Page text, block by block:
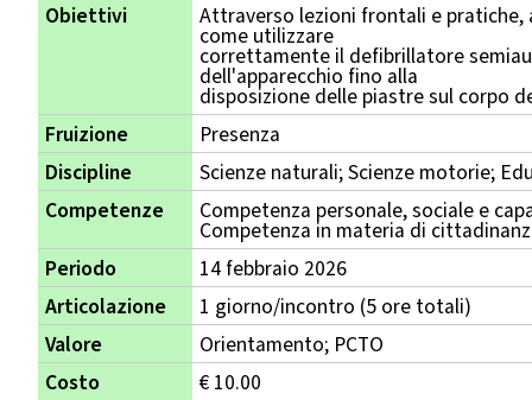
Obiettivi
Attraverso lezioni frontali e
come utilizzare
correttamente il defibrillatore
dell'apparecchio fino alla
disposizione delle piastre sul corpo
Fruizione
Presenza
Discipline
Scienze naturali; Scienze motorie;
Competenze
Competenza personale, sociale e
Competenza in materia di
Periodo
14 febbraio 2026
Articolazione
1 giorno/incontro (5 ore totali)
Valore
Orientamento; PCTO
Costo
€ 10.00